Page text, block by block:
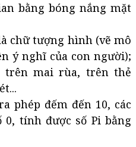
bằng bóng nắng mặt
chữ tượng hình (vẽ mô
ý nghĩ của con người);
trên mai rùa, trên thẻ
phép đếm đến 10, các
0, tính được số Pi bằng